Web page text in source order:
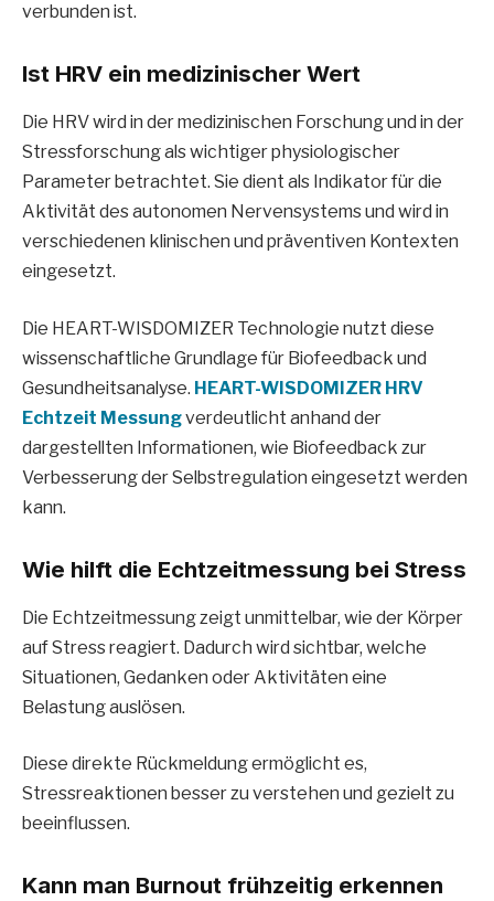
verbunden ist.
Ist HRV ein medizinischer Wert
Die HRV wird in der medizinischen Forschung und in der
Stressforschung als wichtiger physiologischer
Parameter betrachtet. Sie dient als Indikator für die
Aktivität des autonomen Nervensystems und wird in
verschiedenen klinischen und präventiven Kontexten
eingesetzt.
Die HEART-WISDOMIZER Technologie nutzt diese
wissenschaftliche Grundlage für Biofeedback und
Gesundheitsanalyse. HEART-WISDOMIZER HRV
Echtzeit Messungverdeutlicht anhand der
dargestellten Informationen, wie Biofeedback zur
Verbesserung der Selbstregulation eingesetzt werden
kann.
Wie hilft die Echtzeitmessung bei Stress
Die Echtzeitmessung zeigt unmittelbar, wie der Körper
auf Stress reagiert. Dadurch wird sichtbar, welche
Situationen, Gedanken oder Aktivitäten eine
Belastung auslösen.
Diese direkte Rückmeldung ermöglicht es,
Stressreaktionen besser zu verstehen und gezielt zu
beeinflussen.
Kann man Burnout frühzeitig erkennen